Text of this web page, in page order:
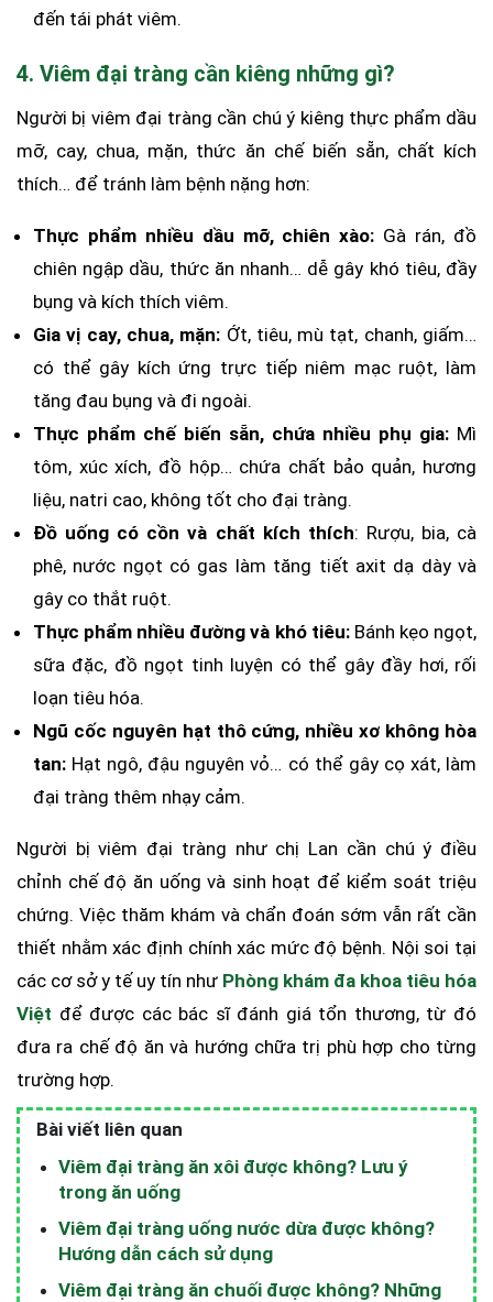
đến tái phát viêm.
4. Viêm đại tràng cần kiêng những gì?
Người bị viêm đại tràng cần chú ý kiêng thực phẩm dầu
mỡ, cay, chua, mặn, thức ăn chế biến sẵn, chất kích
thích… để tránh làm bệnh nặng hơn:
Thực phẩm nhiều dầu mỡ, chiên xào: Gà rán, đồ
chiên ngập dầu, thức ăn nhanh… dễ gây khó tiêu, đầy
bụng và kích thích viêm.
Gia vị cay, chua, mặn: Ớt, tiêu, mù tạt, chanh, giấm…
có thể gây kích ứng trực tiếp niêm mạc ruột, làm
tăng đau bụng và đi ngoài.
Thực phẩm chế biến sẵn, chứa nhiều phụ gia: Mì
tôm, xúc xích, đồ hộp… chứa chất bảo quản, hương
liệu, natri cao, không tốt cho đại tràng.
Đồ uống có cồn và chất kích thích: Rượu, bia, cà
phê, nước ngọt có gas làm tăng tiết axit dạ dày và
gây co thắt ruột.
Thực phẩm nhiều đường và khó tiêu:Bánh kẹo ngọt,
sữa đặc, đồ ngọt tinh luyện có thể gây đầy hơi, rối
loạn tiêu hóa.
Ngũ cốc nguyên hạt thô cứng, nhiều xơ không hòa
tan: Hạt ngô, đậu nguyên vỏ… có thể gây cọ xát, làm
đại tràng thêm nhạy cảm.
Người bị viêm đại tràng như chị Lan cần chú ý điều
chỉnh chế độ ăn uống và sinh hoạt để kiểm soát triệu
chứng. Việc thăm khám và chẩn đoán sớm vẫn rất cần
thiết nhằm xác định chính xác mức độ bệnh. Nội soi tại
các cơ sở y tế uy tín như Phòng khám đa khoa tiêu hóa
Việt để được các bác sĩ đánh giá tổn thương, từ đó
đưa ra chế độ ăn và hướng chữa trị phù hợp cho từng
trường hợp.
Bài viết liên quan
Viêm đại tràng ăn xôi được không? Lưu ý
trong ăn uống
Viêm đại tràng uống nước dừa được không?
Hướng dẫn cách sử dụng
Viêm đại tràng ăn chuối được không? Những